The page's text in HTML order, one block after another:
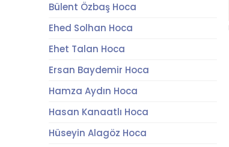
Bülent Özbaş Hoca
Ehed Solhan Hoca
Ehet Talan Hoca
Ersan Baydemir Hoca
Hamza Aydın Hoca
Hasan Kanaatlı Hoca
Hüseyin Alagöz Hoca